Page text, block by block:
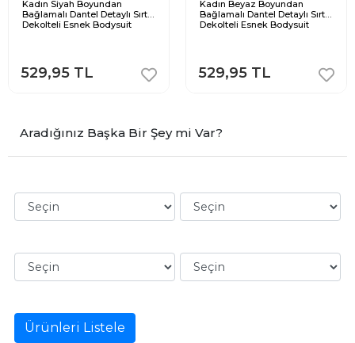
Kadın Siyah Boyundan
Bağlamalı Dantel Detaylı Sırt
Dekolteli Esnek Bodysuit
529,95 TL
Kadın Beyaz Boyundan
Bağlamalı Dantel Detaylı Sırt
Dekolteli Esnek Bodysuit
529,95 TL
Aradığınız Başka Bir Şey mi Var?
Ürünleri Listele